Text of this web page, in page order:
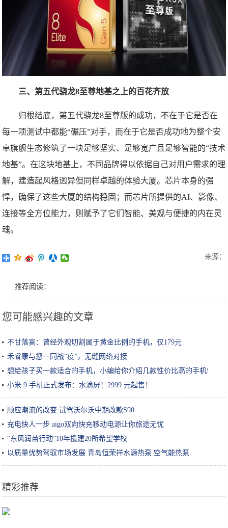
三、第五代骁龙8至尊地基之上的百花齐放
归根结底，第五代骁龙8至尊版的成功，不在于它是否在
每一项测试中都能“碾压”对手，而在于它是否成功地为整个安
卓旗舰生态修筑了一块足够坚实、足够宽广且足够智能的“技术
地基”。在这块地基上，不同品牌得以依据自己对用户需求的理
解，建造起风格迥异但同样卓越的体验大厦。芯片本身的强
悍，确保了这些大厦的结构稳固；而芯片所提供的AI、影像、
连接等全方位能力，则赋予了它们智能、美观与便捷的内在灵
魂。
来源：
推荐阅读：
您可能感兴趣的文章
不甘落寞：曾经外观切割属于黄金比例的手机，仅179元
禾睿康与您一同战“疫”，无缝网络对接
想给孩子买一款适合的手机，小编给你介绍几款性价比高的手机!
小米 9 手机正式发布：水滴屏！2999 元起售！
顺应潮流的改变 试驾沃尔沃中期改款S90
充电快人一步 aigo双向快充移动电源让你旅途无忧
“东风润苗行动”10年援建20所希望学校
以质量优势驾驭市场发展 青岛恒荣祥水源热泵 空气能热泵
精彩推荐